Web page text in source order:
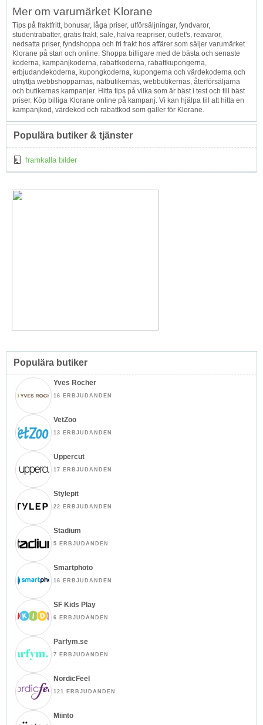
Mer om varumärket Klorane
Tips på fraktfritt, bonusar, låga priser, utförsäljningar, fyndvaror,
studentrabatter, gratis frakt, sale, halva reapriser, outlet's, reavaror,
nedsatta priser, fyndshoppa och fri frakt hos affärer som säljer varumärket
Klorane på stan och online. Shoppa billigare med de bästa och senaste
koderna, kampanjkoderna, rabattkoderna, rabattkupongerna,
erbjudandekoderna, kupongkoderna, kupongerna och värdekoderna och
utnyttja webbshopparnas, nätbutikernas, webbutikernas, återförsäljarna
och butikernas kampanjer. Hitta tips på vilka som är bäst i test och till bäst
priser. Köp billiga Klorane online på kampanj. Vi kan hjälpa till att hitta en
kampanjkod, värdekod och rabattkod som gäller för Klorane.
Populära butiker & tjänster
framkalla bilder
Populära butiker
Yves Rocher
16 ERBJUDANDEN
VetZoo
13 ERBJUDANDEN
Uppercut
17 ERBJUDANDEN
Stylepit
22 ERBJUDANDEN
Stadium
5 ERBJUDANDEN
Smartphoto
16 ERBJUDANDEN
SF Kids Play
6 ERBJUDANDEN
Parfym.se
7 ERBJUDANDEN
NordicFeel
121 ERBJUDANDEN
Miinto